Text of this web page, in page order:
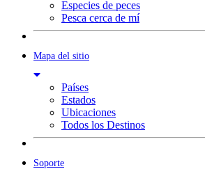
Especies de peces
Pesca cerca de mí
Mapa del sitio
Países
Estados
Ubicaciones
Todos los Destinos
Soporte